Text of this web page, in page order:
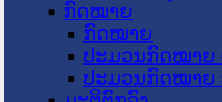
ກົດໝາຍ
ກົດໝາຍ
ປະມວນກົດໝາຍ
ປະມວນກົດໝາຍ